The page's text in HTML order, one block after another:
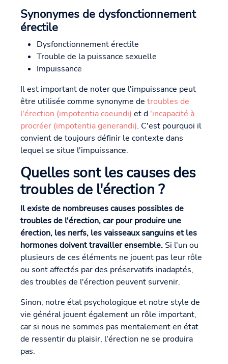
Synonymes de dysfonctionnement
érectile
Dysfonctionnement érectile
Trouble de la puissance sexuelle
Impuissance
Il est important de noter que l'impuissance peut
être utilisée comme synonyme de troubles de
l'érection (impotentia coeundi) et d 'incapacité à
procréer (impotentia generandi). C'est pourquoi il
convient de toujours définir le contexte dans
lequel se situe l'impuissance.
Quelles sont les causes des
troubles de l'érection ?
Il existe de nombreuses causes possibles de
troubles de l'érection, car pour produire une
érection, les nerfs, les vaisseaux sanguins et les
hormones doivent travailler ensemble. Si l'un ou
plusieurs de ces éléments ne jouent pas leur rôle
ou sont affectés par des préservatifs inadaptés,
des troubles de l'érection peuvent survenir.
Sinon, notre état psychologique et notre style de
vie général jouent également un rôle important,
car si nous ne sommes pas mentalement en état
de ressentir du plaisir, l'érection ne se produira
pas.